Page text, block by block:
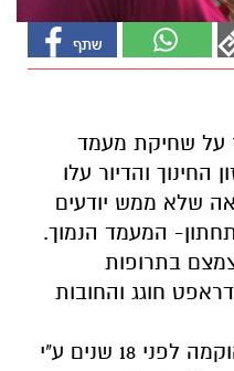
על שחיקת מעמד
החינוך והדיור עלו
שלא ממש יודעים
המעמד הנמוך.
בתרופות
חוגג והחובות
עמותת "סינגור קהילתי" שהוקמה לפני 18 שנים ע"י